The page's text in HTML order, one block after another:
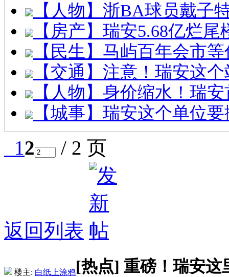
【人物】浙BA球员戴子
【房产】瑞安5.68亿烂
【民生】马屿百年会市
【交通】注意！瑞安这
【人物】身价缩水！瑞
【城事】瑞安这个单位
12 / 2 页
返回列表
楼主: 白纸上涂鸦[热点] 重磅！瑞安